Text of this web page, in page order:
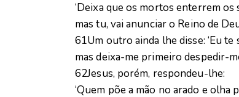
‘Deixa que os mortos enterrem os
mas tu, vai anunciar o Reino de
61Um outro ainda lhe disse: ‘Eu te
mas deixa-me primeiro despedir-
62Jesus, porém, respondeu-lhe:
‘Quem põe a mão no arado e olha